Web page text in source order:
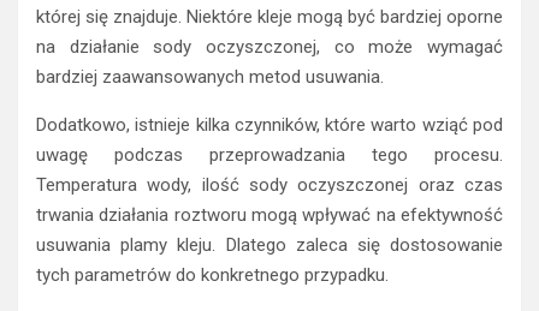
której się znajduje. Niektóre kleje mogą być bardziej oporne
na działanie sody oczyszczonej, co może wymagać
bardziej zaawansowanych metod usuwania.
Dodatkowo, istnieje kilka czynników, które warto wziąć pod
uwagę podczas przeprowadzania tego procesu.
Temperatura wody, ilość sody oczyszczonej oraz czas
trwania działania roztworu mogą wpływać na efektywność
usuwania plamy kleju. Dlatego zaleca się dostosowanie
tych parametrów do konkretnego przypadku.